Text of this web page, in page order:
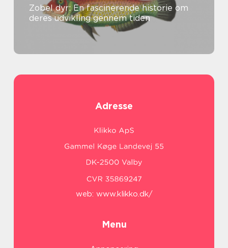
Zobel dyr: En fascinerende historie om
deres udvikling gennem tiden
Adresse
web: www.klikko.dk/
Menu